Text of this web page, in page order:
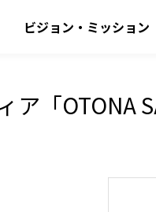
ビジョン・ミッション
ア「OTONA